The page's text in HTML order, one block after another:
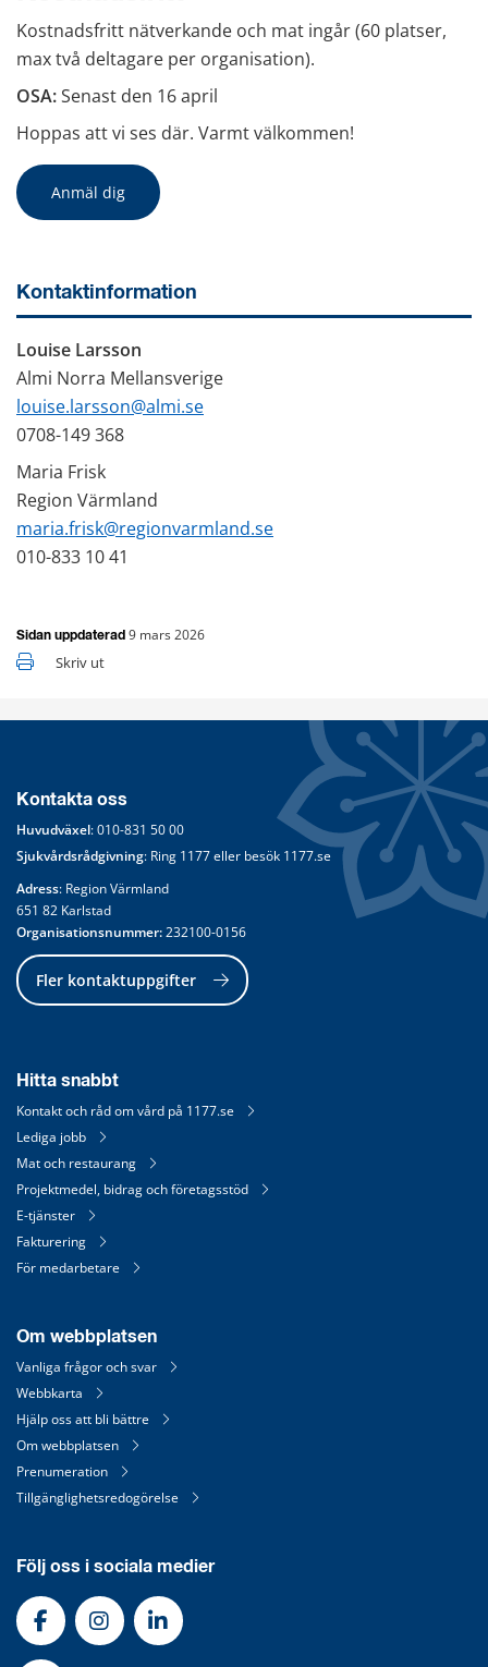
Kostnadsfritt nätverkande och mat ingår (60 platser,
max två deltagare per organisation).
OSA: Senast den 16 april
Hoppas att vi ses där. Varmt välkommen!
Anmäl dig
Kontaktinformation
Louise Larsson
Almi Norra Mellansverige
louise.larsson@almi.se
0708-149 368
Maria Frisk
Region Värmland
maria.frisk@regionvarmland.se
010-833 10 41
Sidan uppdaterad 9 mars 2026
Skriv ut
Kontakta oss
Huvudväxel: 010-831 50 00
Sjukvårdsrådgivning: Ring 1177 eller besök 1177.se
Adress: Region Värmland
651 82 Karlstad
Organisationsnummer: 232100-0156
Fler kontaktuppgifter
Hitta snabbt
Kontakt och råd om vård på 1177.se
Lediga jobb
Mat och restaurang
Projektmedel, bidrag och företagsstöd
E-tjänster
Fakturering
För medarbetare
Om webbplatsen
Vanliga frågor och svar
Webbkarta
Hjälp oss att bli bättre
Om webbplatsen
Prenumeration
Tillgänglighetsredogörelse
Följ oss i sociala medier